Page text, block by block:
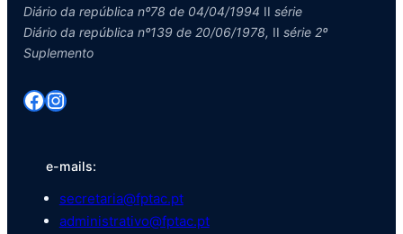
Diário da república nº78 de 04/04/1994 II série
Diário da república nº139 de 20/06/1978, II série 2º
Suplemento
Facebook Instagram
e-mails:
secretaria@fptac.pt
administrativo@fptac.pt